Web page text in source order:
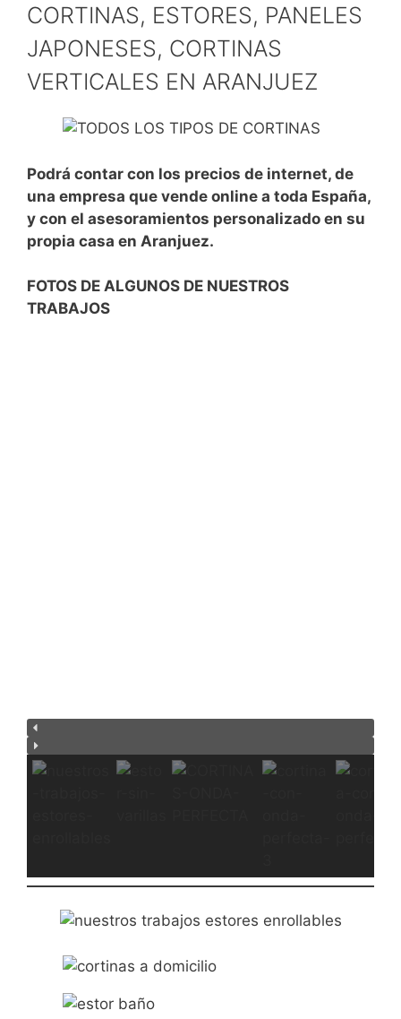
CORTINAS, ESTORES, PANELES
JAPONESES, CORTINAS
VERTICALES EN ARANJUEZ
Podrá contar con los precios de internet, de
una empresa que vende online a toda España,
y con el asesoramientos personalizado en su
propia casa en Aranjuez.
FOTOS DE ALGUNOS DE NUESTROS
TRABAJOS